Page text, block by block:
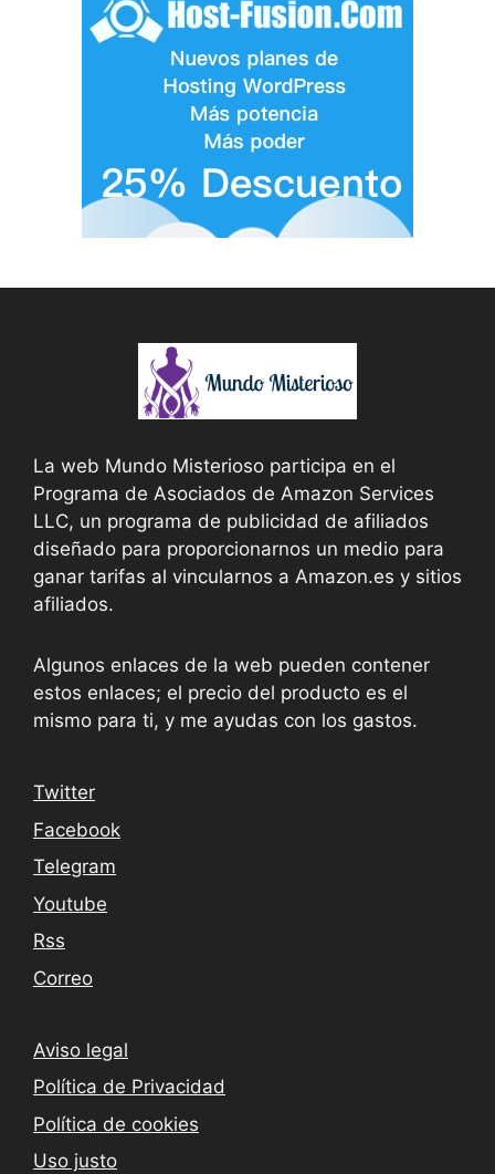
La web Mundo Misterioso participa en el
Programa de Asociados de Amazon Services
LLC, un programa de publicidad de afiliados
diseñado para proporcionarnos un medio para
ganar tarifas al vincularnos a Amazon.es y sitios
afiliados.
Algunos enlaces de la web pueden contener
estos enlaces; el precio del producto es el
mismo para ti, y me ayudas con los gastos.
Twitter
Facebook
Telegram
Youtube
Rss
Correo
Aviso legal
Política de Privacidad
Política de cookies
Uso justo